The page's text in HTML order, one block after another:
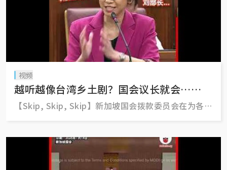
视频
越听越像台湾乡土剧？国会议长就会……
【Skip, Skip, Skip】新加坡国会拨款委员会在为各部
时间设定“死限”（guillotine time）。 国会在议事
程序的把关上非常严格，绝对不允许超时，否则会耽
误其他部门的辩论。 轮番上场的议员，嘴巴在发言